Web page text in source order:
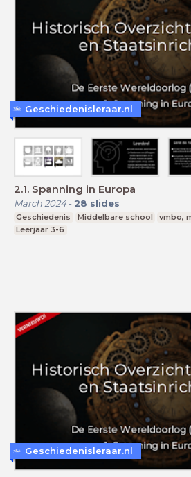
2.1. Spanning in Europa
March 2024- 28 slides
Geschiedenis Middelbare school
vmbo,
Leerjaar 3-6
Geschiedenisleraar.nl
Geschiedenisleraar.nl